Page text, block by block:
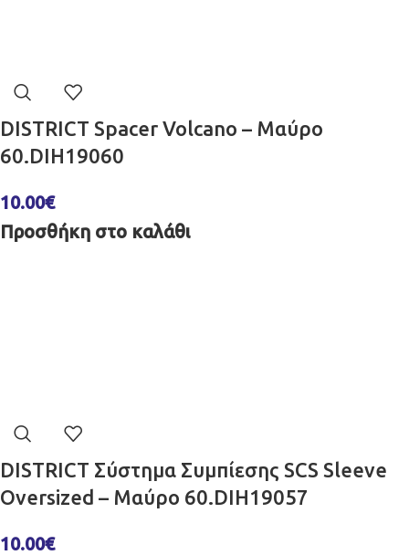
DISTRICT Spacer Volcano – Μαύρο
60.DIH19060
10.00€
Προσθήκη στο καλάθι
DISTRICT Σύστημα Συμπίεσης SCS Sleeve
Oversized – Μαύρο 60.DIH19057
10.00€